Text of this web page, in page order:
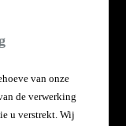
van onze
de verwerking
u verstrekt. Wij